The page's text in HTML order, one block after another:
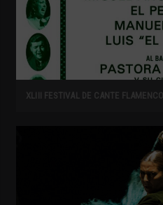
XLIII FESTIVAL DE CANTE